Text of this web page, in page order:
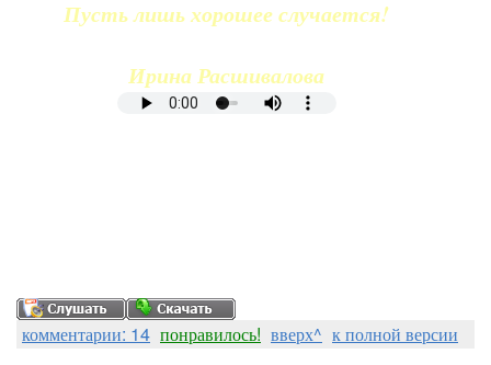
Пусть лишь хорошее случается!
Ирина Расшивалова
комментарии: 14 понравилось! вверх^ к полной версии